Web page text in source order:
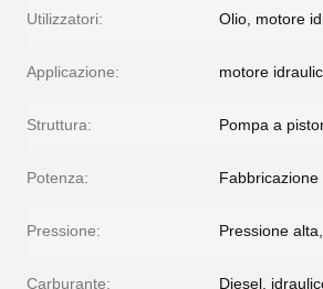
Utilizzatori: Olio, motore
Applicazione: motore
Struttura: Pompa a
Potenza: Fabbricazione
Pressione: Pressione
Carburante: Diesel,